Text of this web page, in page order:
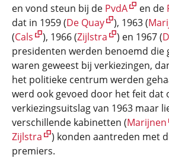
en vond steun bij de PvdA en de
dat in 1959 (De Quay ), 1963 (
(Cals ), 1966 (Zijlstra ) en 1967 (
presidenten werden benoemd die
waren geweest bij verkiezingen,
het politieke centrum werden
werd ook gevoed door het feit dat
verkiezingsuitslag van 1963 maar
verschillende kabinetten (Marijnen
Zijlstra
) konden aantreden met
premiers.